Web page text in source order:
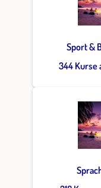
Sport &
344 Kurse